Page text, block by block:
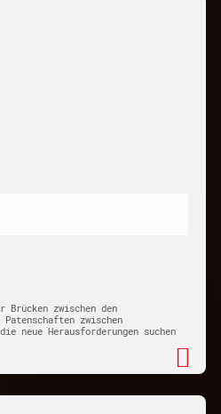
Brücken zwischen den
zwischen
neue Herausforderungen suchen